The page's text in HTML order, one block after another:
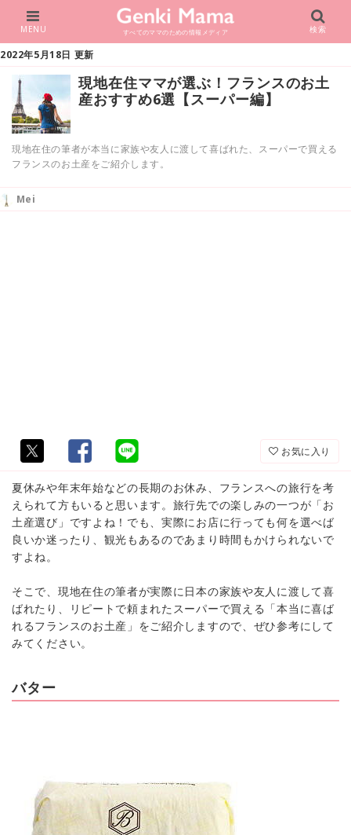
すべてのママのための情報メディア
MENU 検索
2022年5月18日 更新
現地在住ママが選ぶ！フランスのお土
産おすすめ6選【スーパー編】
現地在住の筆者が本当に家族や友人に渡して喜ばれた、スーパーで買える
フランスのお土産をご紹介します。
Mei
お気に入り
夏休みや年末年始などの長期のお休み、フランスへの旅行を考
えられて方もいると思います。旅行先での楽しみの一つが「お
土産選び」ですよね！でも、実際にお店に行っても何を選べば
良いか迷ったり、観光もあるのであまり時間もかけられないで
すよね。
そこで、現地在住の筆者が実際に日本の家族や友人に渡して喜
ばれたり、リピートで頼まれたスーパーで買える「本当に喜ば
れるフランスのお土産」をご紹介しますので、ぜひ参考にして
みてください。
バター